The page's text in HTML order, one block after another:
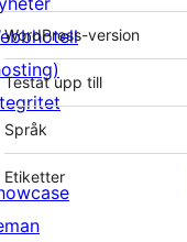
WordPress-version
Testat upp till
Språk
Etiketter